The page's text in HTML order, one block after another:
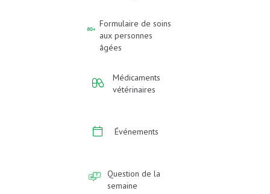
Formulaire de soins
aux personnes
âgées
Médicaments
vétérinaires
Événements
Question de la
semaine